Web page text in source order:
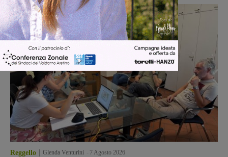
Reggello Glenda Venturini 7 Agosto 2026